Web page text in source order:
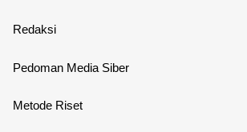
Redaksi
Pedoman Media Siber
Metode Riset